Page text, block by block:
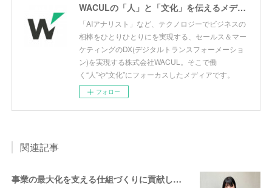
WACULの「人」と「文化」を伝えるメディア ーWACUL PEOPLE MEDIAー
「AIアナリスト」など、テクノロジーでビジネスの
相棒をひとりひとりにを実現する、セールス＆マー
ケティングのDX(デジタルトランスフォーメーショ
ン)を実現する株式会社WACUL。そこで働
く“人”や“文化”にフォーカスしたメディアです。
フォロー
関連記事
事業の最大化を支える仕組づくりに貢献したい／事業管理ユニット 高碕